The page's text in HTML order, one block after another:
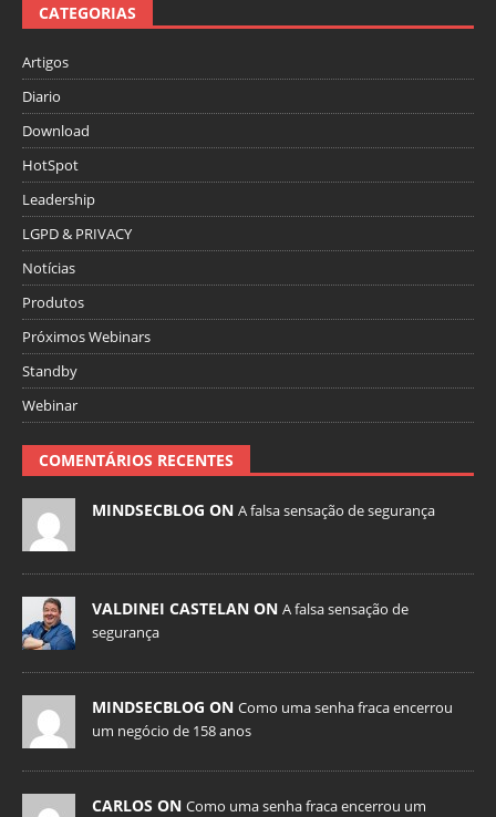
CATEGORIAS
Artigos
Diario
Download
HotSpot
Leadership
LGPD & PRIVACY
Notícias
Produtos
Próximos Webinars
Standby
Webinar
COMENTÁRIOS RECENTES
MINDSECBLOG ON A falsa sensação de segurança
VALDINEI CASTELAN ON A falsa sensação de
segurança
MINDSECBLOG ON Como uma senha fraca encerrou
um negócio de 158 anos
CARLOS ON Como uma senha fraca encerrou um